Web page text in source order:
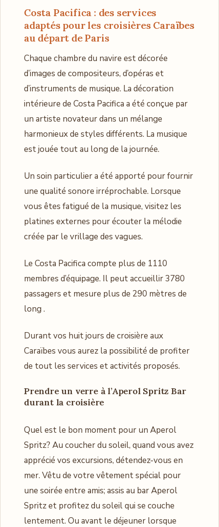
Costa Pacifica : des services
adaptés pour les croisières Caraïbes
au départ de Paris
Chaque chambre du navire est décorée
d’images de compositeurs, d’opéras et
d’instruments de musique. La décoration
intérieure de Costa Pacifica a été conçue par
un artiste novateur dans un mélange
harmonieux de styles différents. La musique
est jouée tout au long de la journée.
Un soin particulier a été apporté pour fournir
une qualité sonore irréprochable. Lorsque
vous êtes fatigué de la musique, visitez les
platines externes pour écouter la mélodie
créée par le vrillage des vagues.
Le Costa Pacifica compte plus de 1110
membres d’équipage. Il peut accueillir 3780
passagers et mesure plus de 290 mètres de
long .
Durant vos huit jours de croisière aux
Caraïbes vous aurez la possibilité de profiter
de tout les services et activités proposés.
Prendre un verre à l’Aperol Spritz Bar
durant la croisière
Quel est le bon moment pour un Aperol
Spritz? Au coucher du soleil, quand vous avez
apprécié vos excursions, détendez-vous en
mer. Vêtu de votre vêtement spécial pour
une soirée entre amis; assis au bar Aperol
Spritz et profitez du soleil qui se couche
lentement. Ou avant le déjeuner lorsque